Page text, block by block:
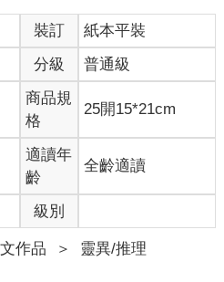
的骨頭，其餘血肉模糊，他再次
看起來詭異非常，「嘻嘻嘻⋯⋯」
電鋸朝眾人撲來！
沒有跑，他拿起了另一支滅火
儘管知道毫無用處。
痛不癢。
躲，殺人魔就會去攻擊其他老弱
一擊，電鋸因磨擦鋼板發出尖銳
，乾粉炸開，莊天然忍不住低頭
容已近在咫尺⋯⋯
鋸聲，殺人魔的笑容瞬間定格，
裝訂
紙本平裝
分級 普通級
商品規
格
25開15*21cm
適讀年
齡
全齡適讀
級別
作品 ＞ 靈異/推理